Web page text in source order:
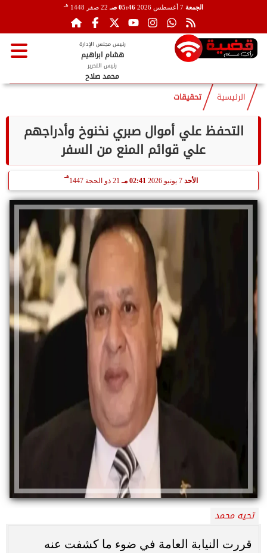
الجمعة 05:46 صـ 22 صفر 1448 هـ
رئيس مجلس الإدارة
هشام ابراهيم
رئيس التحرير
محمد صلاح
الرئيسية تحقيقات
التحفظ علي أموال صبري نخنوخ وأدراجهم
علي قوائم المنع من السفر
الأحد 02:41 مـ 21 ذو الحجة 1447
هـ
تحيه محمد
قررت النيابة العامة في ضوء ما كشفت عنه